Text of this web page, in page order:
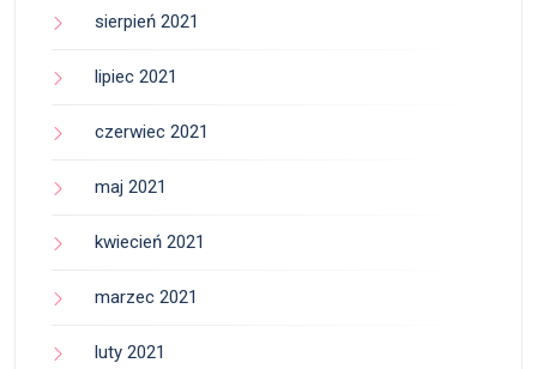
sierpień 2021
lipiec 2021
czerwiec 2021
maj 2021
kwiecień 2021
marzec 2021
luty 2021